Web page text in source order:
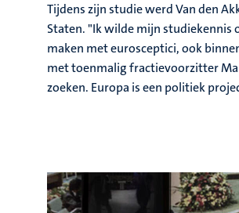
Tijdens zijn studie werd Van den
Staten. "Ik wilde mijn studiekennis
maken met eurosceptici, ook
met toenmalig fractievoorzitter
zoeken. Europa is een politiek